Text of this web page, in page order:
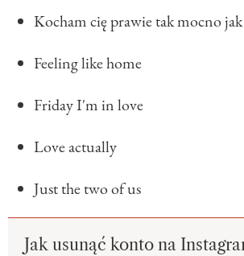
Kocham cię prawie tak mocno
Feeling like home
Friday I'm in love
Love actually
Just the two of us
Jak usunąć konto na